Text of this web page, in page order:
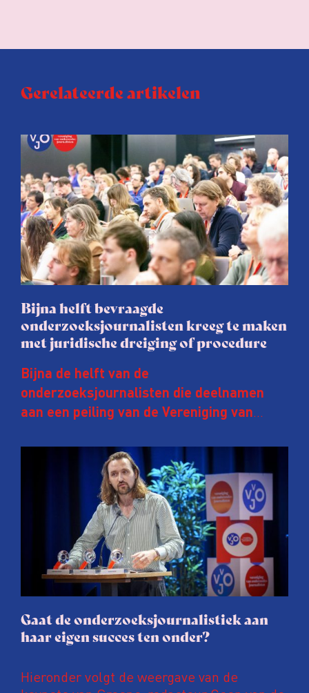
Gerelateerde artikelen
Bijna helft bevraagde
onderzoeksjournalisten kreeg te maken
met juridische dreiging of procedure
Bijna de helft van de
onderzoeksjournalisten die deelnamen
aan een peiling van de Vereniging van
afgelopen twee jaar te maken met
juridische dreiging of een juridische
procedure rond het eigen werk. Dat kost
journalisten tijd, ook ervaren zij stress en
soms worden publicaties aangepast of
gaat de hele publicatie zelfs niet door.
Gaat de onderzoeksjournalistiek aan
haar eigen succes ten onder?
Hieronder volgt de weergave van de